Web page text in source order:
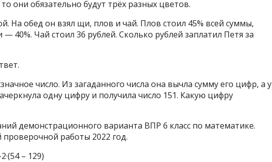
они обязательно будут трёх разных цветов.
На обед он взял щи, плов и чай. Плов стоил 45% всей суммы,
40%. Чай стоил 36 рублей. Сколько рублей заплатил Петя за
число. Из загаданного числа она вычла сумму его цифр, а у
одну цифру и получила число 151. Какую цифру
демонстрационного варианта ВПР 6 класс по математике.
проверочной работы 2022 год.
– 129)